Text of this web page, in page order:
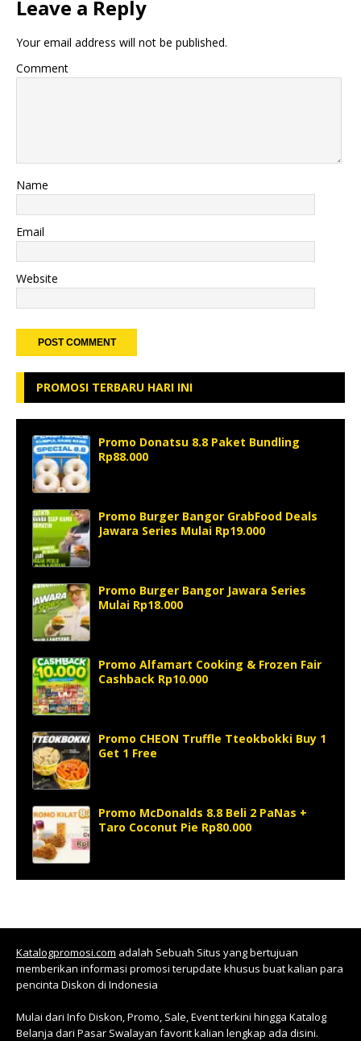
Leave a Reply
Your email address will not be published.
Comment
Name
Email
Website
PROMOSI TERBARU HARI INI
Promo Donatsu 8.8 Paket Bundling
Rp88.000
Promo Burger Bangor GrabFood Deals
Jawara Series Mulai Rp19.000
Promo Burger Bangor Jawara Series
Mulai Rp18.000
Promo Alfamart Cooking & Frozen Fair
Cashback Rp10.000
Promo CHEON Truffle Tteokbokki Buy 1
Get 1 Free
Promo McDonalds 8.8 Beli 2 PaNas +
Taro Coconut Pie Rp80.000
Katalogpromosi.com adalah Sebuah Situs yang bertujuan
memberikan informasi promosi terupdate khusus buat kalian para
pencinta Diskon di Indonesia
Mulai dari Info Diskon, Promo, Sale, Event terkini hingga Katalog
Belanja dari Pasar Swalayan favorit kalian lengkap ada disini.